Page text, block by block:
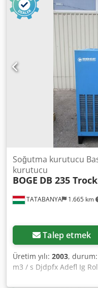
TATABANYA 1.665 km
Soğutma kurutucu
kurutucu
BOGE DB 235
Talep etmek
Üretim yılı: 2003, durum:
m3 / s Djdpfx Adefl Ig